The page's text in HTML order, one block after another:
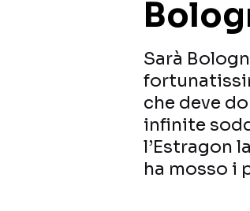
Sarà
che deve
infinite
l’Estragon
ha mosso i